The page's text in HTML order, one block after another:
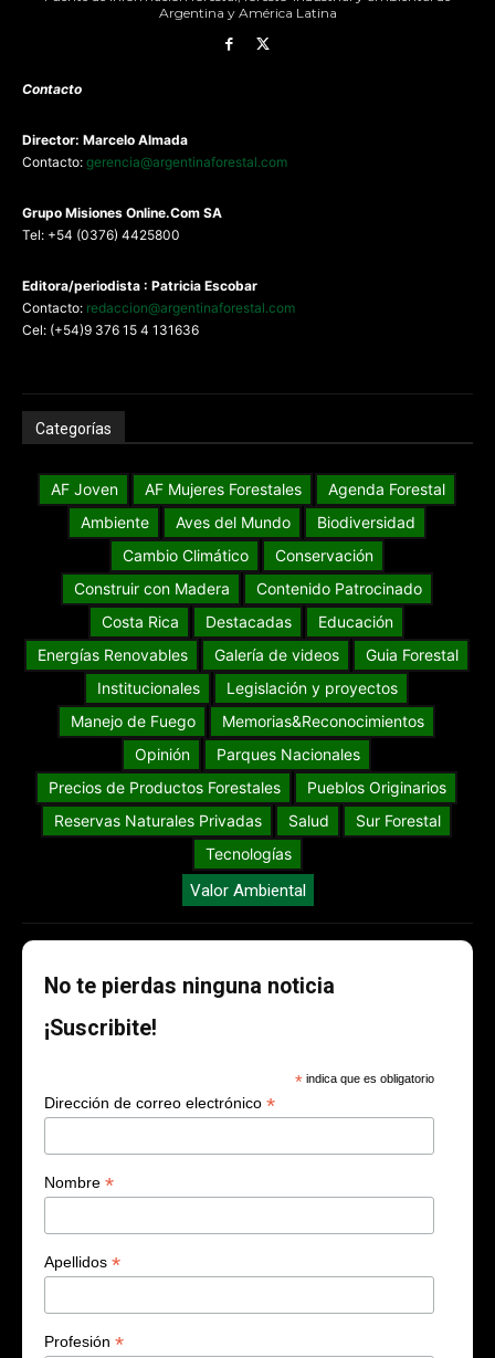
Argentina y América Latina
Contacto
Director: Marcelo Almada
Contacto: gerencia@argentinaforestal.com
Grupo Misiones Online.Com SA
Tel: +54 (0376) 4425800
Editora/periodista : Patricia Escobar
Contacto: redaccion@argentinaforestal.com
Cel: (+54)9 376 15 4 131636
Categorías
AF Joven AF Mujeres Forestales
Agenda Forestal
Ambiente
Aves del Mundo
Biodiversidad
Cambio Climático
Conservación
Construir con Madera
Contenido Patrocinado
Costa Rica
Destacadas
Educación
Energías Renovables
Galería de videos
Guia Forestal
Institucionales
Legislación y proyectos
Manejo de Fuego
Memorias&Reconocimientos
Opinión
Parques Nacionales
Precios de Productos Forestales
Pueblos Originarios
Reservas Naturales Privadas
Salud
Sur Forestal
Tecnologías
Valor Ambiental
No te pierdas ninguna noticia
¡Suscribite!
* indica que es obligatorio
Dirección de correo electrónico *
Nombre *
Apellidos *
Profesión *